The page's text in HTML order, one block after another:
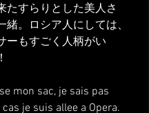
たすらりとした美人さ
緒。ロシア人にしては、
ーもすごく人柄がい
mon sac, je sais pas
je suis allee a Opera.